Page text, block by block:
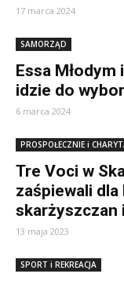
17 marca 2024
SAMORZĄD
Essa
idzie do
6 marca 2024
PROSPOŁECZNIE i
Tre Voci w
zaśpiewali dla
skarżyszczan
13 maja 2023
SPORT i REKREACJA